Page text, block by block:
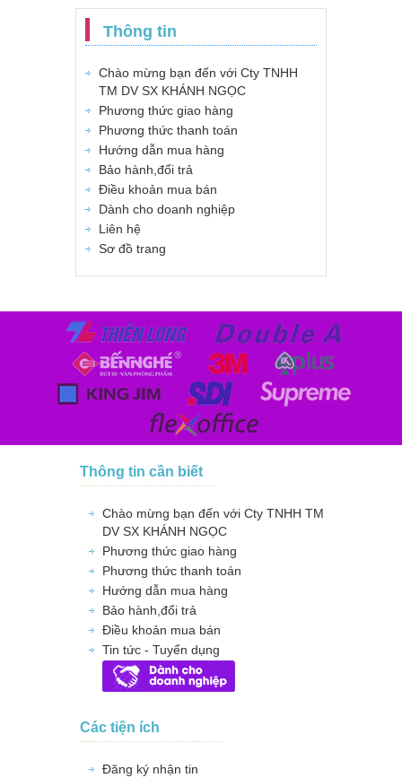
Thông tin
Chào mừng bạn đến với Cty TNHH
TM DV SX KHÁNH NGỌC
Phương thức giao hàng
Phương thức thanh toán
Hướng dẫn mua hàng
Bảo hành,đổi trả
Điều khoản mua bán
Dành cho doanh nghiệp
Liên hệ
Sơ đồ trang
Thông tin cần biết
Chào mừng bạn đến với Cty TNHH TM
DV SX KHÁNH NGỌC
Phương thức giao hàng
Phương thức thanh toán
Hướng dẫn mua hàng
Bảo hành,đổi trả
Điều khoản mua bán
Tin tức - Tuyển dụng
Các tiện ích
Đăng ký nhận tin